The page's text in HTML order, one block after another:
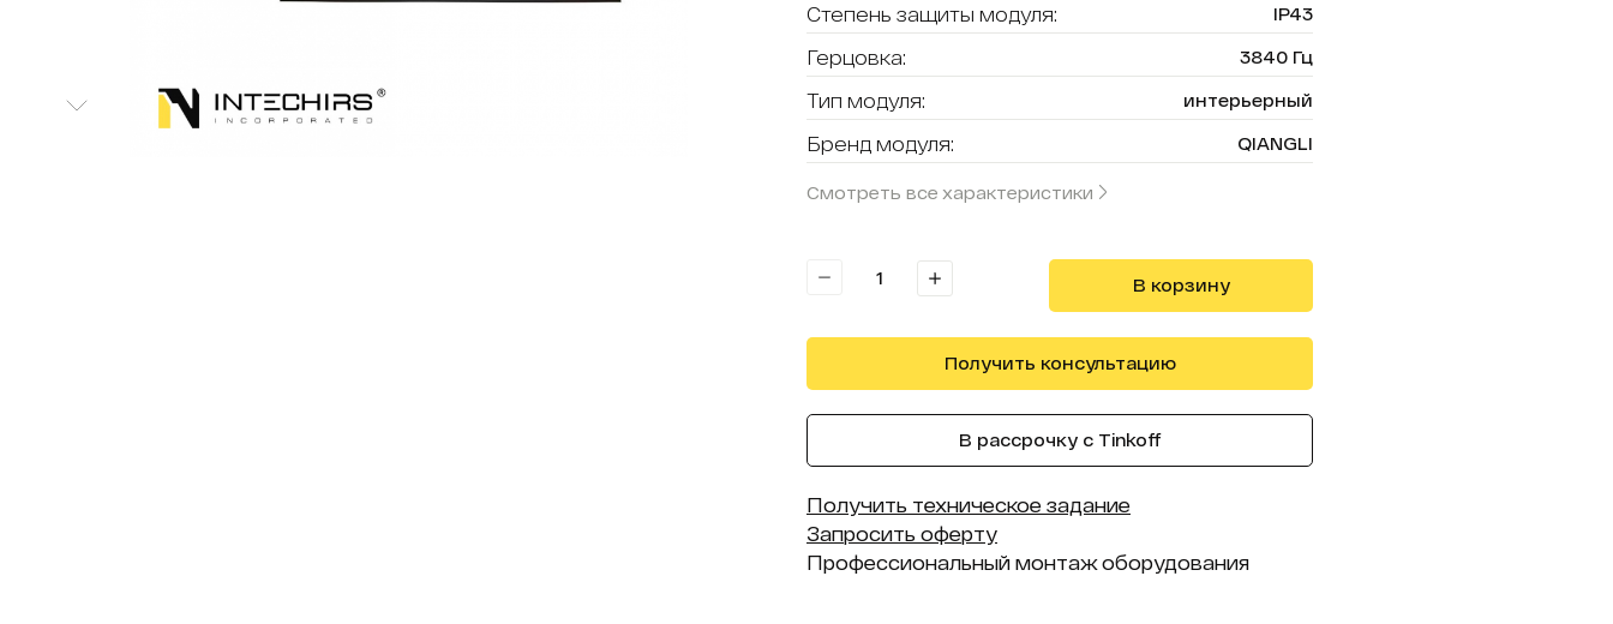
Степень защиты модуля: IP43
Герцовка: 3840 Гц
Тип модуля: интерьерный
Бренд модуля: QIANGLI
Смотреть все характеристики
В корзину
Получить консультацию
В рассрочку с Tinkoff
Получить техническое задание
Запросить оферту
Профессиональный монтаж оборудования